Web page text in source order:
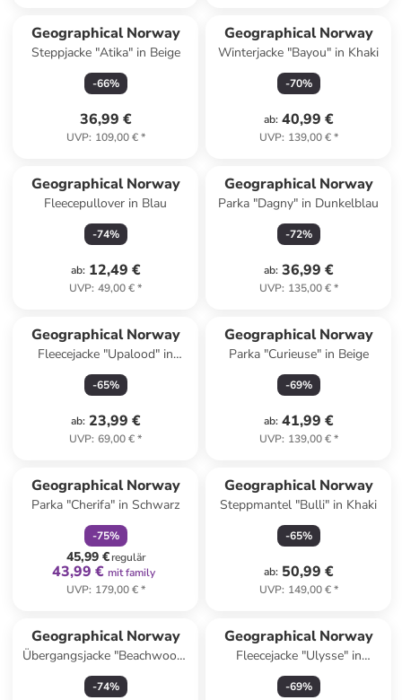
Geographical Norway
Steppjacke "Atika" in Beige
-66%
36,99 €
UVP: 109,00 €*
Geographical Norway
Winterjacke "Bayou" in Khaki
-70%
ab: 40,99 €
UVP: 139,00 €*
Geographical Norway
Fleecepullover in Blau
-74%
ab: 12,49 €
UVP: 49,00 €*
Geographical Norway
Parka "Dagny" in Dunkelblau
-72%
ab: 36,99 €
UVP: 135,00 €*
Geographical Norway
Fleecejacke "Upalood" in
Dunkelgrün
-65%
ab: 23,99 €
UVP: 69,00 €*
Geographical Norway
Parka "Curieuse" in Beige
-69%
ab: 41,99 €
UVP: 139,00 €*
Geographical Norway
Parka "Cherifa" in Schwarz
-75%
45,99 €regulär
43,99 € mit family
UVP: 179,00 €*
Geographical Norway
Steppmantel "Bulli" in Khaki
-65%
ab: 50,99 €
UVP: 149,00 €*
Geographical Norway
Übergangsjacke "Beachwood"
in Schwarz
-74%
Geographical Norway
Fleecejacke "Ulysse" in
Bordeaux
-69%